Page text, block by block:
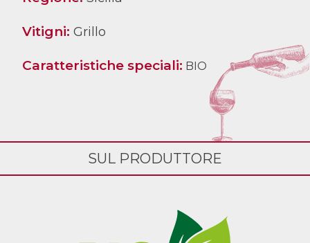
Vitigni: Grillo
Caratteristiche speciali: BIO
SUL PRODUTTORE